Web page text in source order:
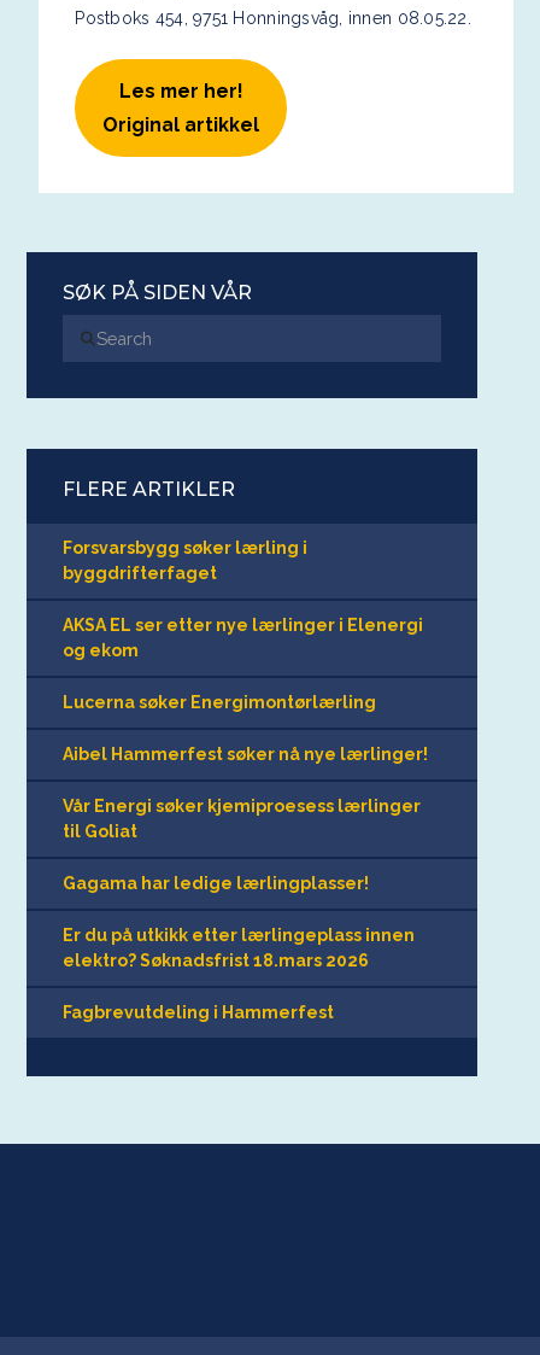
Postboks 454, 9751 Honningsvåg, innen 08.05.22.
Les mer her!
Original artikkel
SØK PÅ SIDEN VÅR
Search
FLERE ARTIKLER
Forsvarsbygg søker lærling i
byggdrifterfaget
AKSA EL ser etter nye lærlinger i Elenergi
og ekom
Lucerna søker Energimontørlærling
Aibel Hammerfest søker nå nye lærlinger!
Vår Energi søker kjemiproesess lærlinger
til Goliat
Gagama har ledige lærlingplasser!
Er du på utkikk etter lærlingeplass innen
elektro? Søknadsfrist 18.mars 2026
Fagbrevutdeling i Hammerfest